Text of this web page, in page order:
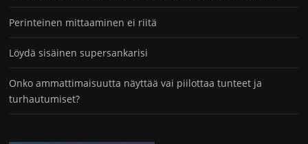
Perinteinen mittaaminen ei riitä
Löydä sisäinen supersankarisi
Onko ammattimaisuutta näyttää vai piilottaa tunteet ja
turhautumiset?